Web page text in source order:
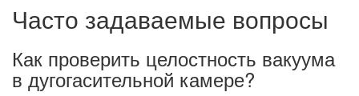
Часто задаваемые вопросы
Как проверить целостность вакуума
в дугогасительной камере?